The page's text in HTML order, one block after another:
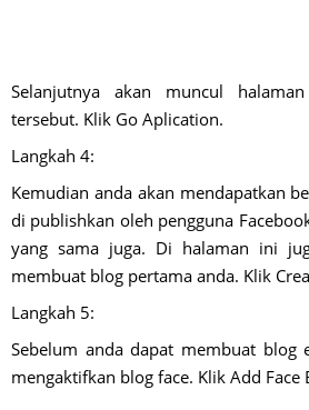
Selanjutnya akan muncul
tersebut. Klik Go Aplication.
Langkah 4:
Kemudian anda akan mendapatkan
di publishkan oleh pengguna
yang sama juga. Di halaman ini
membuat blog pertama anda. Klik
Langkah 5:
Sebelum anda dapat membuat blog
mengaktifkan blog face. Klik Add Face